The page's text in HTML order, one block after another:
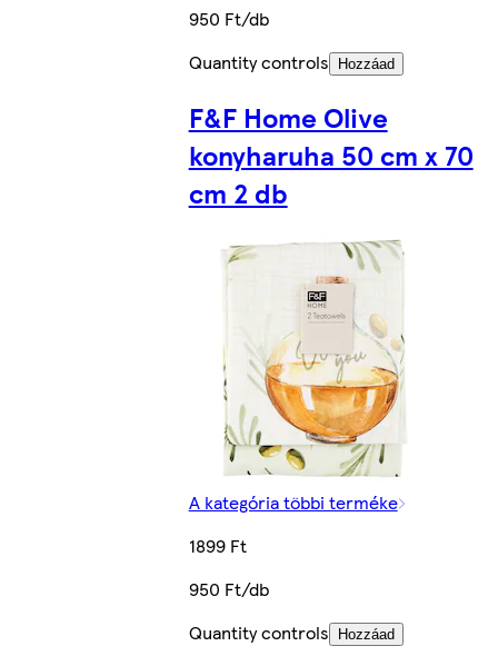
950 Ft/db
Quantity controls
Hozzáad
F&F Home Olive
konyharuha 50 cm x 70
cm 2 db
A kategória többi terméke
1899 Ft
950 Ft/db
Quantity controls
Hozzáad